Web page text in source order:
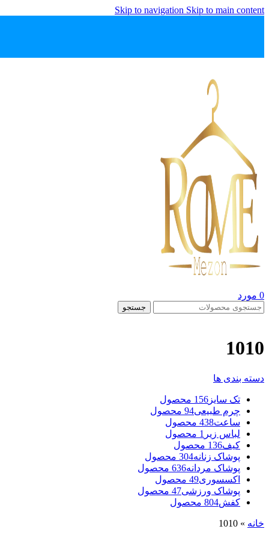
Skip to navigation Skip to main content
0 مورد
جستجو
1010
دسته بندی ها
تک سایز 156 محصول
چرم طبیعی94 محصول
ساعت438 محصول
لباس زیر 1 محصول
کیف136 محصول
پوشاک زنانه304 محصول
پوشاک مردانه636 محصول
اکسسوری49 محصول
پوشاک ورزشی47 محصول
کفش804 محصول
خانه »
1010